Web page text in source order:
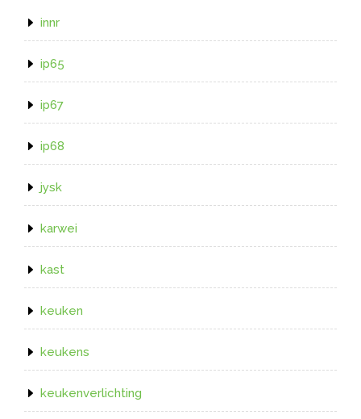
innr
ip65
ip67
ip68
jysk
karwei
kast
keuken
keukens
keukenverlichting